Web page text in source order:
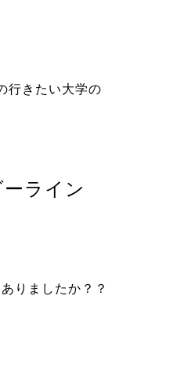
行きたい大学の
ライン
りましたか？？